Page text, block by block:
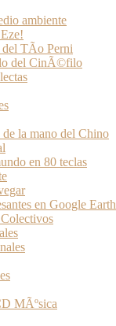
ambiente
TÃ­o Perni
del CinÃ©filo
la mano del Chino
en 80 teclas
en Google Earth
MÃºsica